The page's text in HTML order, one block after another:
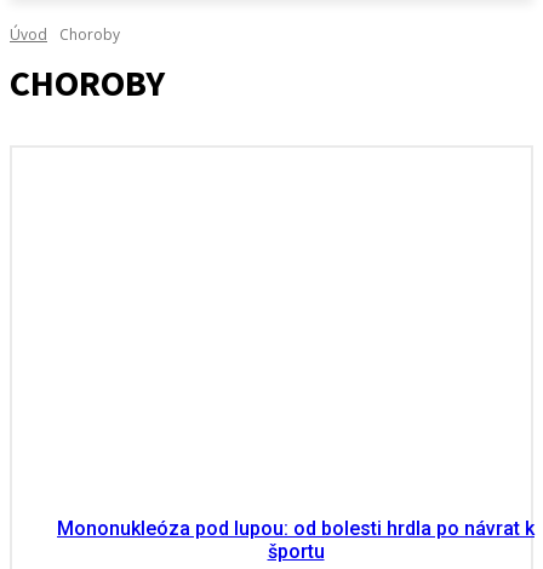
Úvod Choroby
CHOROBY
Mononukleóza pod lupou: od bolesti hrdla po návrat k
športu